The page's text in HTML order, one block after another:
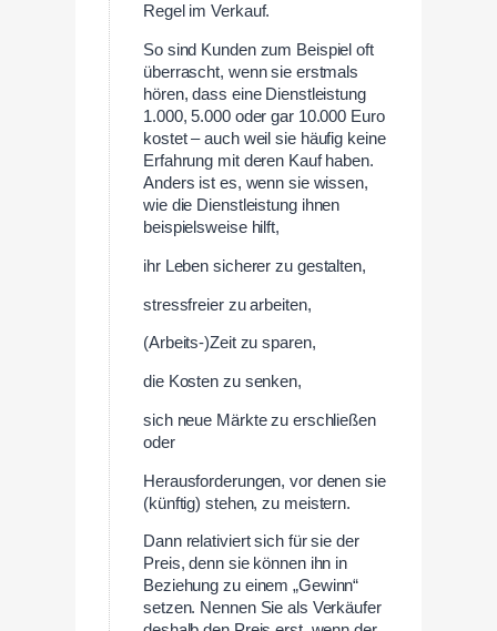
Regel im Verkauf.
So sind Kunden zum Beispiel oft
überrascht, wenn sie erstmals
hören, dass eine Dienstleistung
1.000, 5.000 oder gar 10.000 Euro
kostet – auch weil sie häufig keine
Erfahrung mit deren Kauf haben.
Anders ist es, wenn sie wissen,
wie die Dienstleistung ihnen
beispielsweise hilft,
ihr Leben sicherer zu gestalten,
stressfreier zu arbeiten,
(Arbeits-)Zeit zu sparen,
die Kosten zu senken,
sich neue Märkte zu erschließen
oder
Herausforderungen, vor denen sie
(künftig) stehen, zu meistern.
Dann relativiert sich für sie der
Preis, denn sie können ihn in
Beziehung zu einem „Gewinn“
setzen. Nennen Sie als Verkäufer